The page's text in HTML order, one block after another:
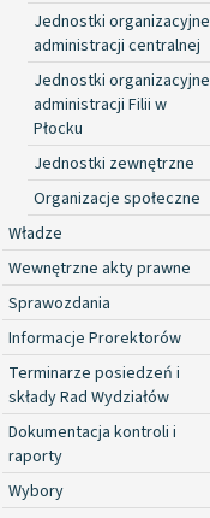
Jednostki organizacyjne
administracji centralnej
Jednostki organizacyjne
administracji Filii w
Płocku
Jednostki zewnętrzne
Organizacje społeczne
Władze
Wewnętrzne akty prawne
Sprawozdania
Informacje Prorektorów
Terminarze posiedzeń i
składy Rad Wydziałów
Dokumentacja kontroli i
raporty
Wybory